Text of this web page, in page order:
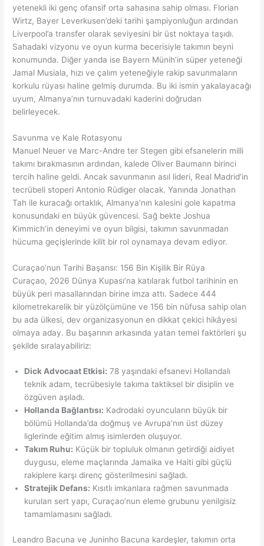
yetenekli iki genç ofansif orta sahasına sahip olması. Florian
Wirtz, Bayer Leverkusen’deki tarihi şampiyonluğun ardından
Liverpool’a transfer olarak seviyesini bir üst noktaya taşıdı.
Sahadaki vizyonu ve oyun kurma becerisiyle takımın beyni
konumunda. Diğer yanda ise Bayern Münih’in süper yeteneği
Jamal Musiala, hızı ve çalım yeteneğiyle rakip savunmaların
korkulu rüyası haline gelmiş durumda. Bu iki ismin yakalayacağı
uyum, Almanya’nın turnuvadaki kaderini doğrudan
belirleyecek.
Savunma ve Kale Rotasyonu
Manuel Neuer ve Marc-Andre ter Stegen gibi efsanelerin milli
takımı bırakmasının ardından, kalede Oliver Baumann birinci
tercih haline geldi. Ancak savunmanın asıl lideri, Real Madrid’in
tecrübeli stoperi Antonio Rüdiger olacak. Yanında Jonathan
Tah ile kuracağı ortaklık, Almanya’nın kalesini gole kapatma
konusundaki en büyük güvencesi. Sağ bekte Joshua
Kimmich’in deneyimi ve oyun bilgisi, takımın savunmadan
hücuma geçişlerinde kilit bir rol oynamaya devam ediyor.
Curaçao’nun Tarihi Başarısı: 156 Bin Kişilik Bir Rüya
Curaçao, 2026 Dünya Kupası’na katılarak futbol tarihinin en
büyük peri masallarından birine imza attı. Sadece 444
kilometrekarelik bir yüzölçümüne ve 156 bin nüfusa sahip olan
bu ada ülkesi, dev organizasyonun en dikkat çekici hikâyesi
olmaya aday. Bu başarının arkasında yatan temel faktörleri şu
şekilde sıralayabiliriz:
Dick Advocaat Etkisi: 78 yaşındaki efsanevi Hollandalı
teknik adam, tecrübesiyle takıma taktiksel bir disiplin ve
özgüven aşıladı.
Hollanda Bağlantısı: Kadrodaki oyuncuların büyük bir
bölümü Hollanda’da doğmuş ve Avrupa’nın üst düzey
liglerinde eğitim almış isimlerden oluşuyor.
Takım Ruhu: Küçük bir topluluk olmanın getirdiği aidiyet
duygusu, eleme maçlarında Jamaika ve Haiti gibi güçlü
rakiplere karşı direnç gösterilmesini sağladı.
Stratejik Defans: Kısıtlı imkanlara rağmen savunmada
kurulan sert yapı, Curaçao’nun eleme grubunu yenilgisiz
tamamlamasını sağladı.
Leandro Bacuna ve Juninho Bacuna kardeşler, takımın orta